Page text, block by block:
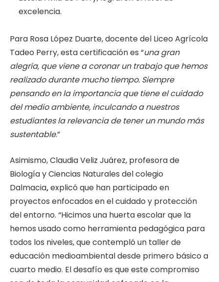
excelencia.
Para Rosa López Duarte, docente del Liceo Agrícola
Tadeo Perry, esta certificación es “una gran
alegría, que viene a coronar un trabajo que hemos
realizado durante mucho tiempo. Siempre
pensando en la importancia que tiene el cuidado
del medio ambiente, inculcando a nuestros
estudiantes la relevancia de tener un mundo más
sustentable.”
Asimismo, Claudia Veliz Juárez, profesora de
Biología y Ciencias Naturales del colegio
Dalmacia,explicó que han participado en
proyectos enfocados en el cuidado y protección
del entorno. “Hicimos una huerta escolar que la
hemos usado como herramienta pedagógica para
todos los niveles, que contempló un taller de
educación medioambiental desde primero básico a
cuarto medio. El desafío es que este compromiso